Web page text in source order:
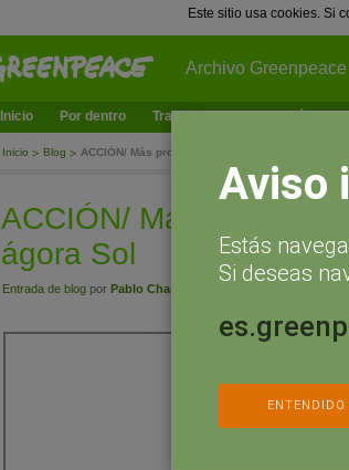
Este sitio usa cookies. Si
Archivo Greenpeace
Inicio Por dentro Trabajamos en ¿Qué
Inicio Blog ACCIÓN/ Más protesta y más democracia en el
ACCIÓN/ Más protesta
ágora Sol
Entrada de blog por Pablo Chamorro
Aviso
Estás
Si deseas
ENTENDIDO